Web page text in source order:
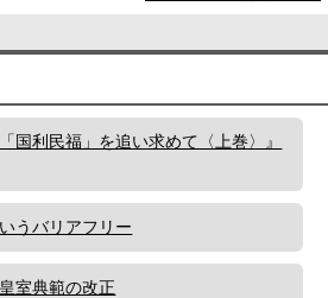
利民福」を追い求めて〈上巻〉』
うバリアフリー
室典範の改正